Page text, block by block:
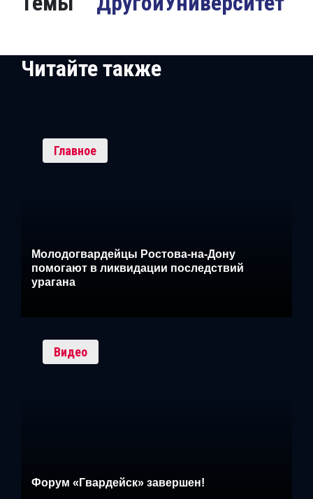
Читайте также
Главное
Молодогвардейцы Ростова-на-Дону
помогают в ликвидации последствий
урагана
Видео
Форум «Гвардейск» завершен!